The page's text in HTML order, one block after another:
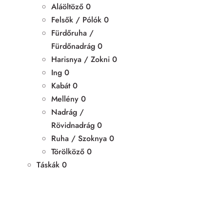
Aláöltöző 0
Felsők / Pólók 0
Fürdőruha /
Fürdőnadrág 0
Harisnya / Zokni 0
Ing 0
Kabát 0
Mellény 0
Nadrág /
Rövidnadrág 0
Ruha / Szoknya 0
Törölköző 0
Táskák 0